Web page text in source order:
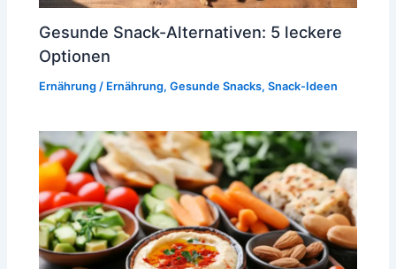
Gesunde Snack-Alternativen: 5 leckere
Optionen
Ernährung / Ernährung,Gesunde Snacks,Snack-Ideen